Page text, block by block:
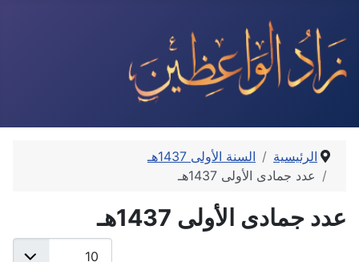
الرئيسية
السنة الأولى 1437هـ
عدد جمادى الأولى 1437هـ
عدد جمادى الأولى 1437هـ